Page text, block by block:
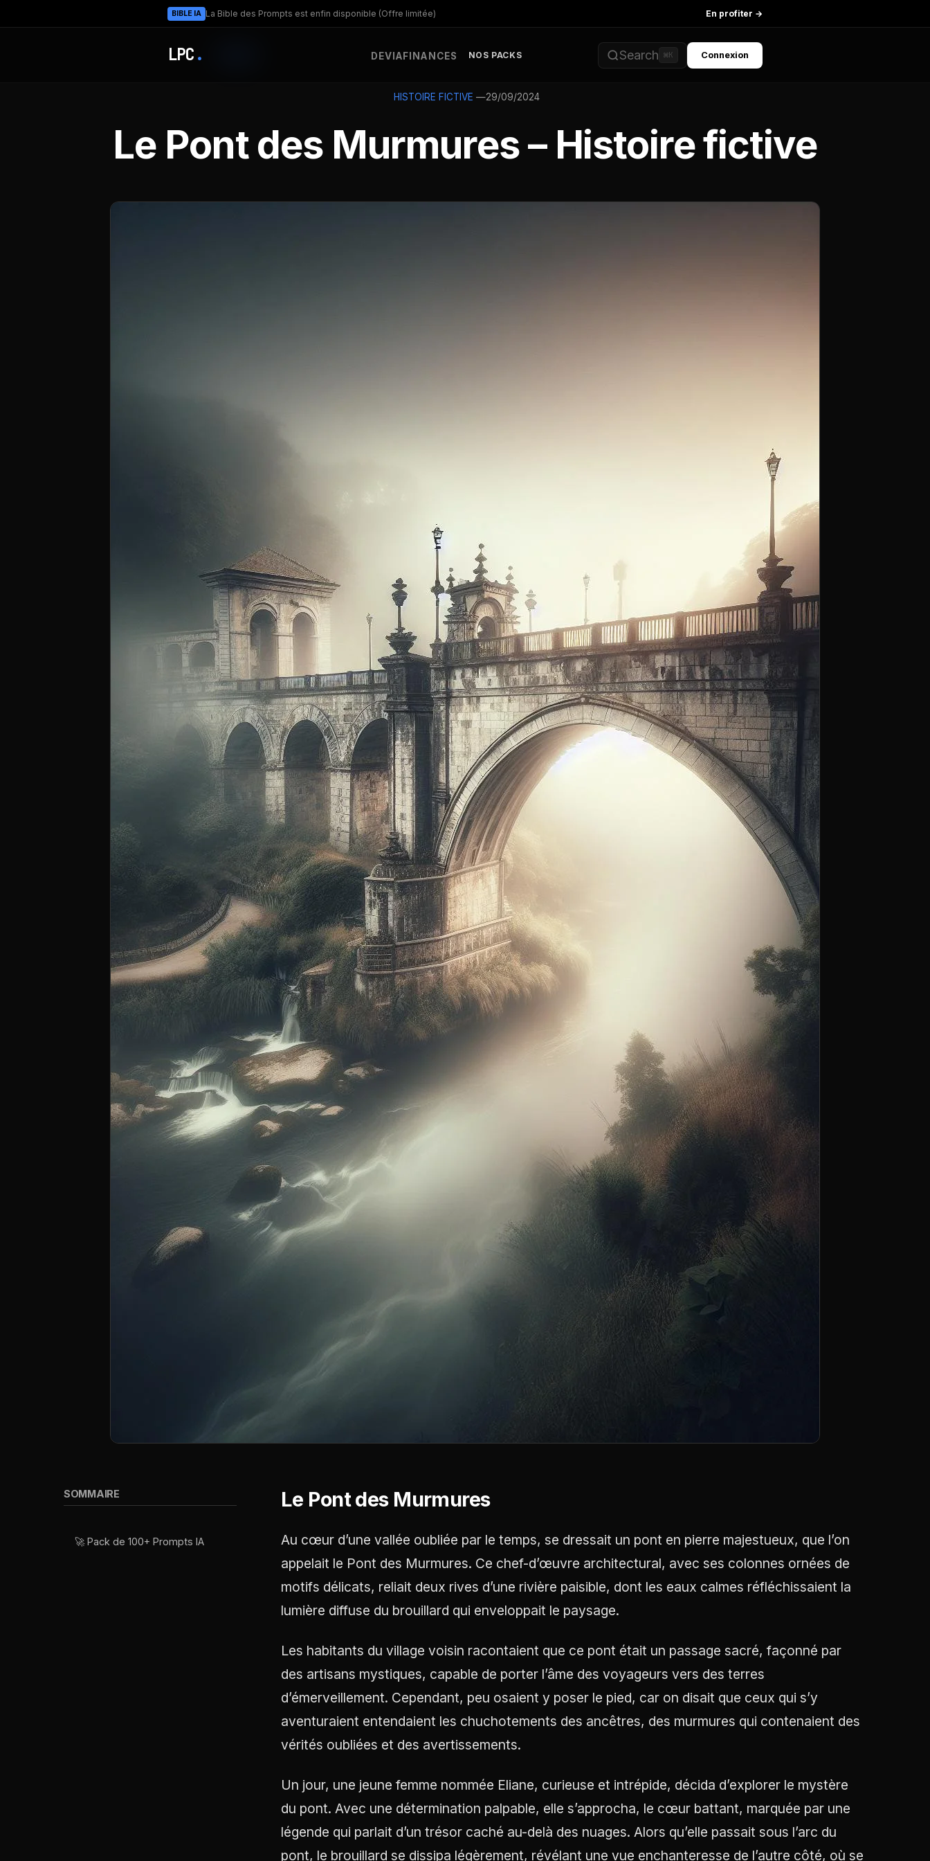
BIBLE IA La Bible des Prompts est enfin disponible (Offre limitée) En profiter →
LPC . DEVIAFINANCES NOS PACKS Search ⌘K Connexion
HISTOIRE FICTIVE —29/09/2024
Le Pont des Murmures – Histoire fictive
SOMMAIRE
🚀 Pack de 100+ Prompts IA
Le Pont des Murmures
Au cœur d’une vallée oubliée par le temps, se dressait un pont en pierre majestueux, que l’on
appelait le Pont des Murmures. Ce chef-d’œuvre architectural, avec ses colonnes ornées de
motifs délicats, reliait deux rives d’une rivière paisible, dont les eaux calmes réfléchissaient la
lumière diffuse du brouillard qui enveloppait le paysage.
Les habitants du village voisin racontaient que ce pont était un passage sacré, façonné par
des artisans mystiques, capable de porter l’âme des voyageurs vers des terres
d’émerveillement. Cependant, peu osaient y poser le pied, car on disait que ceux qui s’y
aventuraient entendaient les chuchotements des ancêtres, des murmures qui contenaient des
vérités oubliées et des avertissements.
Un jour, une jeune femme nommée Eliane, curieuse et intrépide, décida d’explorer le mystère
du pont. Avec une détermination palpable, elle s’approcha, le cœur battant, marquée par une
légende qui parlait d’un trésor caché au-delà des nuages. Alors qu’elle passait sous l’arc du
pont, le brouillard se dissipa légèrement, révélant une vue enchanteresse de l’autre côté, où se